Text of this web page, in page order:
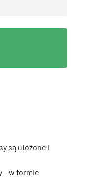
są ułożone i
– w formie